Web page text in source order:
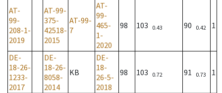
AT-
99-
208-1-
2019
AT-99-
375-
42518-
2015
AT-99-
7
AT-
99-
465-
1-
2020
98 103 0.43 90 0.42 1
DE-
18-26-
1233-
2017
DE-
18-26-
8058-
2014
KB
DE-
18-
26-5-
2018
98 103 0.72 91 0.73 1